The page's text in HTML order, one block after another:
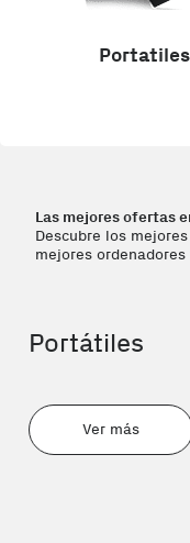
Portatiles
Las mejores ofertas
Descubre los mejores
mejores
Portátiles
Ver más